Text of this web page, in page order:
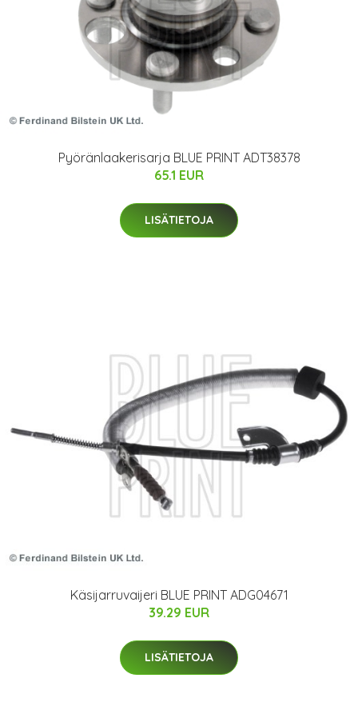
Pyöränlaakerisarja BLUE PRINT ADT38378
65.1 EUR
LISÄTIETOJA
Käsijarruvaijeri BLUE PRINT ADG04671
39.29 EUR
LISÄTIETOJA